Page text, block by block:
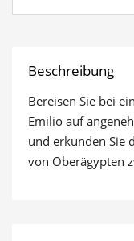
Beschreibung
Bereisen Sie bei
Emilio auf
und erkunden Sie
von Oberägypten